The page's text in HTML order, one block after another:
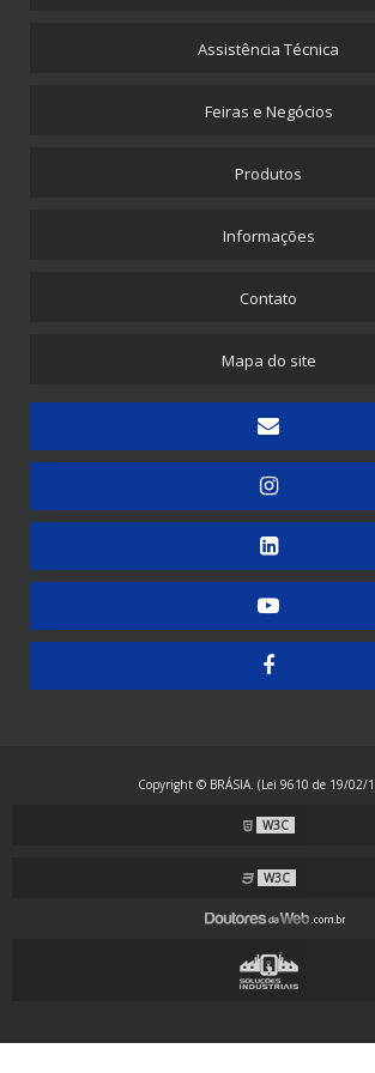
Máquina para Propé Plástico com Elástico
Picotadeira - Saco Picotado em Rolo
Embaladora de Canudinhos - 1 unidade
Embaladora de Canudinhos - Até 200 unidades
Embaladora de Canudinhos Corrugados em Kit
Embaladora de Doces
Embaladora de Guardanapos - Automática
Embaladora de Guardanapos - Manual
Embaladora de Resma - Grandes Formatos
Embaladora Envelopadora Stretch
Embaladora Flow Pack - Grande Porte
Embaladora Flow Pack - Standard
Embaladora Flow Pack com Alimentação Automática
Embaladora Flow Pack para Guardanapos
Assistência Técnica
Feiras e Negócios
Produtos
Informações
Contato
Mapa do site
Copyright © BRÁSIA. (Lei 9610 de 19/02/
W3C
W3C